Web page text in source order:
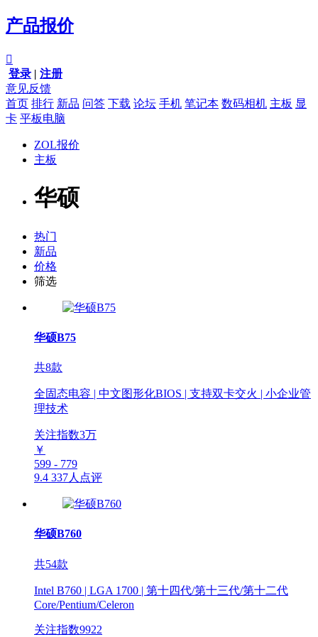
产品报价

登录 | 注册
意见反馈
首页 排行 新品 问答 下载 论坛 手机 笔记本 数码相机 主板 显
卡 平板电脑
ZOL报价
主板
华硕
热门
新品
价格
筛选
华硕B75
共8款
全固态电容 | 中文图形化BIOS | 支持双卡交火 | 小企业管
理技术
关注指数3万
￥
599 - 779
9.4 337人点评
华硕B760
共54款
Intel B760 | LGA 1700 | 第十四代/第十三代/第十二代
Core/Pentium/Celeron
关注指数9922